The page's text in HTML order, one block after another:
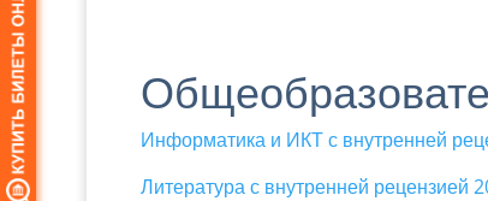
Информатика и ИКТ с внутренней
Литература с внутренней рецензией